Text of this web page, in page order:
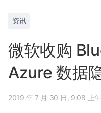
资讯
微软收购
Azure 数据
2019 年 7 月 30 日, 9:08 上午